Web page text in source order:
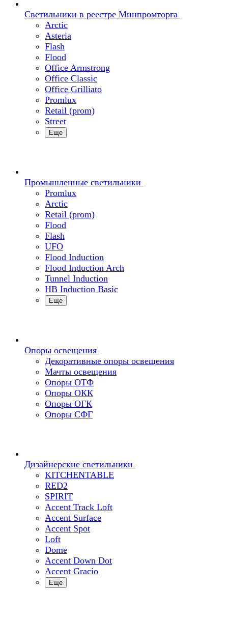
Светильники в реестре Минпромторга
Arctic
Asteria
Flash
Flood
Office Armstrong
Office Classic
Office Grilliato
Promlux
Retail (prom)
Street
Еще
Промышленные светильники
Promlux
Arctic
Retail (prom)
Flood
Flash
UFO
Flood Induction
Flood Induction Arch
Tunnel Induction
HB Induction Basic
Еще
Опоры освещения
Декоративные опоры освещения
Мачты освещения
Опоры ОТФ
Опоры ОКК
Опоры ОГК
Опоры СФГ
Дизайнерские светильники
KITCHENTABLE
RED2
SPIRIT
Accent Track Loft
Accent Surface
Accent Spot
Loft
Dome
Accent Down Dot
Accent Gracio
Еще